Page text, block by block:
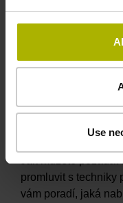
Use
Služby lze také
V případě
To znamená, že
odborných
Ušetříte čas a
Jak můžete
promluvit s techniky
vám poradí, jaká